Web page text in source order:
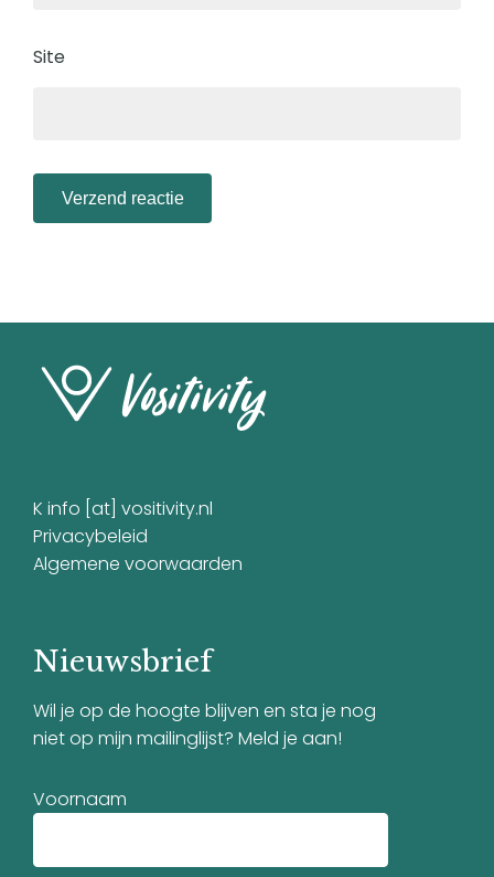
Site
K info [at] vositivity.nl
Privacybeleid
Algemene voorwaarden
Nieuwsbrief
Wil je op de hoogte blijven en sta je nog
niet op mijn mailinglijst? Meld je aan!
Voornaam